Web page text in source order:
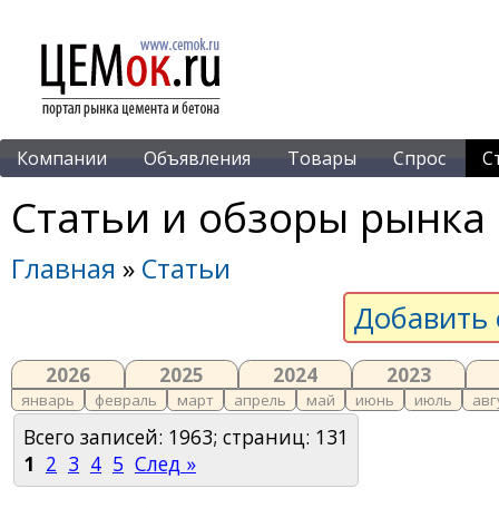
Компании Объявления Товары Спрос
Статьи и обзоры
Главная » Статьи
Добавить
2026 2025 2024 2023
январь февраль март апрель май июнь июль
Всего записей: 1963; страниц: 131
1 2 3 4 5 След »